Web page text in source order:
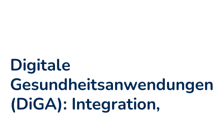
Digitale
Gesundheitsanwendungen
(DiGA): Integration,